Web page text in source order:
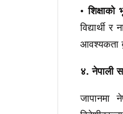
•शिक्षाको
विद्यार्थी
आवश्यकता
४. नेपाली
जापानमा